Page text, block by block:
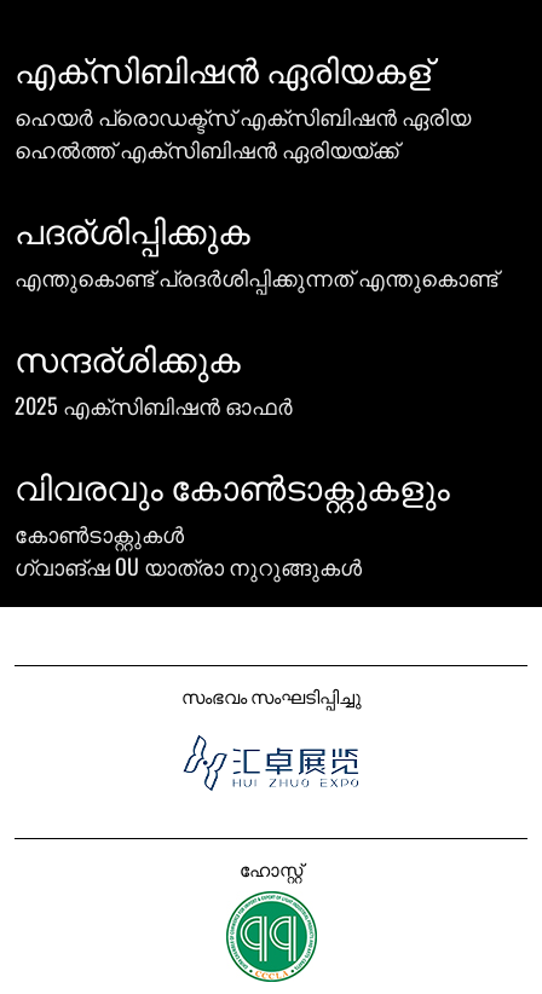
എക്സിബിഷൻ ഏരിയകള്
ഹെയർ പ്രൊഡക്ട്സ് എക്സിബിഷൻ ഏരിയ
ഹെൽത്ത് എക്സിബിഷൻ ഏരിയയ്ക്ക്
പദര്ശിപ്പിക്കുക
എന്തുകൊണ്ട് പ്രദർശിപ്പിക്കുന്നത് എന്തുകൊണ്ട്
സന്ദര്ശിക്കുക
2025 എക്സിബിഷൻ ഓഫർ
വിവരവും കോൺടാക്റ്റുകളും
കോൺടാക്റ്റുകൾ
ഗ്വാങ്ഷ OU യാത്രാ നുറുങ്ങുകൾ
സംഭവം സംഘടിപ്പിച്ചു
ഹോസ്റ്റ്